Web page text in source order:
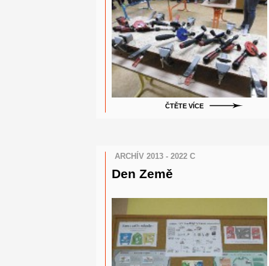
ČTĚTE VÍCE
ARCHÍV 2013 - 2022 C
Den Země